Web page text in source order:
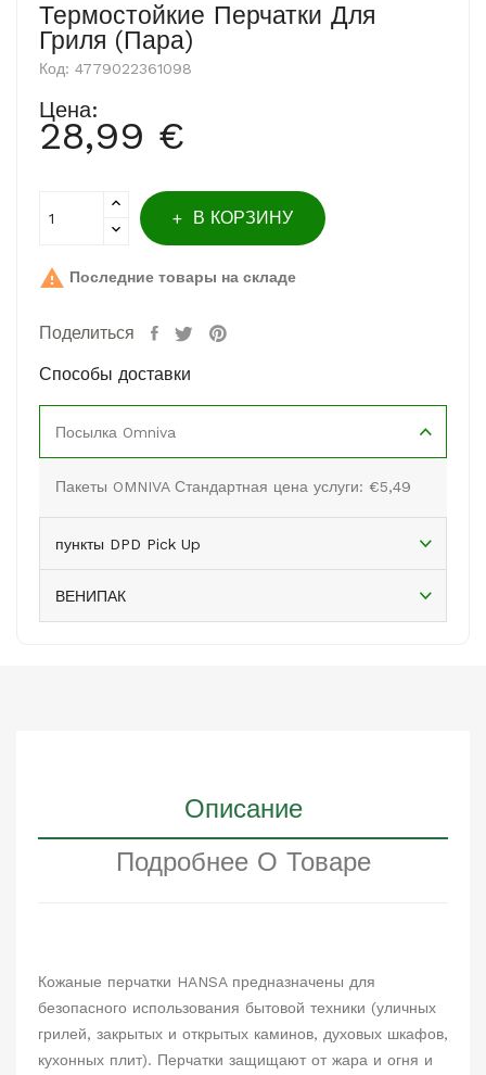
Термостойкие Перчатки Для
Гриля (пара)
Код: 4779022361098
Цена:
28,99 €
В КОРЗИНУ
 Последние товары на складе
Поделиться
Способы доставки
Посылка Omniva
Пакеты OMNIVA Стандартная цена услуги: €5,49
пункты DPD Pick Up
ВЕНИПАК
Описание
Подробнее О Товаре
Кожаные перчатки HANSA предназначены для
безопасного использования бытовой техники (уличных
грилей, закрытых и открытых каминов, духовых шкафов,
кухонных плит). Перчатки защищают от жара и огня и